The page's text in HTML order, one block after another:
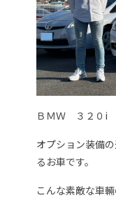
ＢＭＷ ３２０i
オプション装備
るお車です。
こんな素敵な車